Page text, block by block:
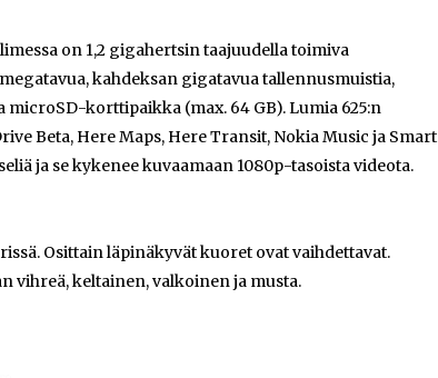
on 1,2 gigahertsin taajuudella toimiva
kahdeksan gigatavua tallennusmuistia,
korttipaikka (max. 64 GB). Lumia 625:n
Beta, Here Maps, Here Transit, Nokia Music ja Smart
ja se kykenee kuvaamaan 1080p-tasoista videota.
Osittain läpinäkyvät kuoret ovat vaihdettavat.
vihreä, keltainen, valkoinen ja musta.